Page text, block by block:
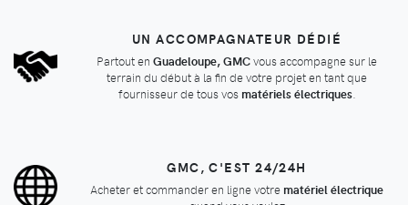
UN ACCOMPAGNATEUR DÉDIÉ
Partout en Guadeloupe, GMCvous accompagne sur le
terrain du début à la fin de votre projet en tant que
fournisseur de tous vos matériels électriques.
GMC, C'EST 24/24H
Acheter et commander en ligne votre matériel électrique